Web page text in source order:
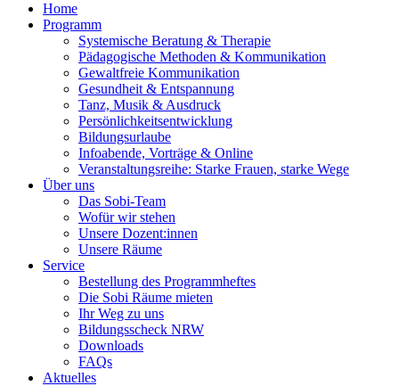
Home
Programm
Systemische Beratung & Therapie
Pädagogische Methoden & Kommunikation
Gewaltfreie Kommunikation
Gesundheit & Entspannung
Tanz, Musik & Ausdruck
Persönlichkeitsentwicklung
Bildungsurlaube
Infoabende, Vorträge & Online
Veranstaltungsreihe: Starke Frauen, starke Wege
Über uns
Das Sobi-Team
Wofür wir stehen
Unsere Dozent:innen
Unsere Räume
Service
Bestellung des Programmheftes
Die Sobi Räume mieten
Ihr Weg zu uns
Bildungsscheck NRW
Downloads
FAQs
Aktuelles